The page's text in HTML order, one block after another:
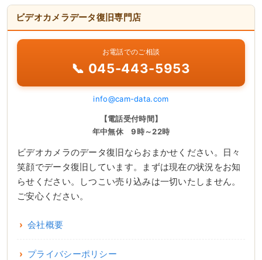
ビデオカメラデータ復旧専門店
お電話でのご相談
📞 045-443-5953
info@cam-data.com
【電話受付時間】
年中無休 9時～22時
ビデオカメラのデータ復旧ならおまかせください。日々
笑顔でデータ復旧しています。まずは現在の状況をお知
らせください。しつこい売り込みは一切いたしません。
ご安心ください。
会社概要
プライバシーポリシー